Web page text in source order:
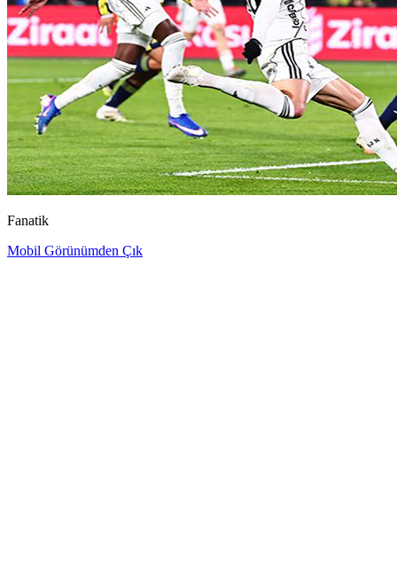
Fanatik
Mobil Görünümden Çık